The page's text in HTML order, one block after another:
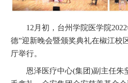
12 月初，台州学院医学院2022
德”迎新晚会暨颁奖典礼在椒江校
厅举行。
恩泽医疗中心(集团)副主任朱